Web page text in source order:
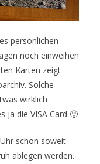
persönlichen
noch einweihen
Karten zeigt
Solche
wirklich
ja die VISA Card 🙂
schon soweit
ablegen werden.